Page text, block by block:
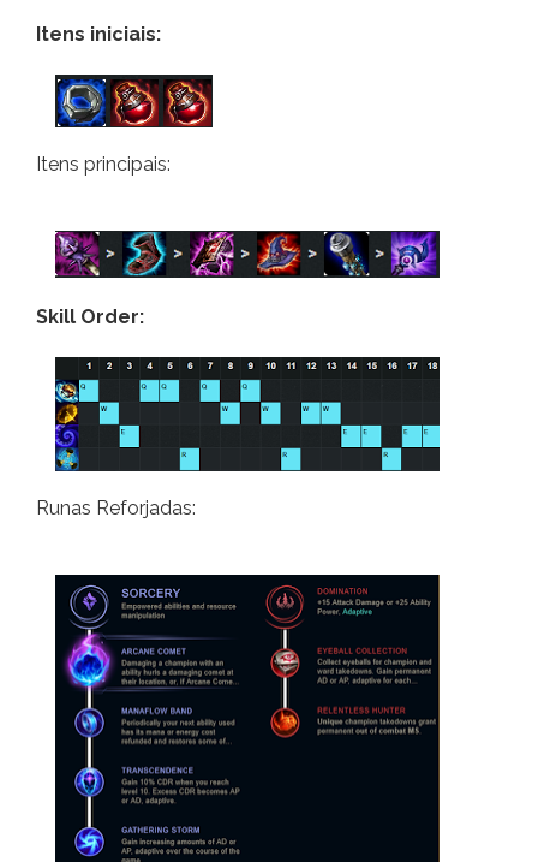
Itens iniciais:
Itens principais:
Skill Order:
Runas Reforjadas: